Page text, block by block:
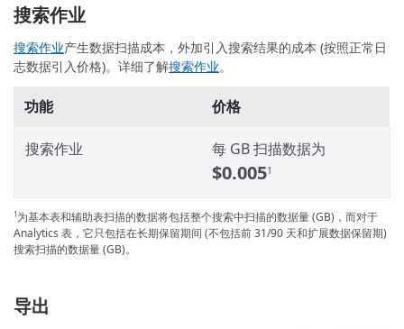
搜索作业
搜索作业产生数据扫描成本，外加引入搜索结果的成本 (按照正常日
志数据引入价格)。详细了解搜索作业。
功能 价格
搜索作业 每 GB 扫描数据为
$0.0051
1 为基本表和辅助表扫描的数据将包括整个搜索中扫描的数据量 (GB)，而对于
Analytics 表，它只包括在长期保留期间 (不包括前 31/90 天和扩展数据保留期)
搜索扫描的数据量 (GB)。
导出